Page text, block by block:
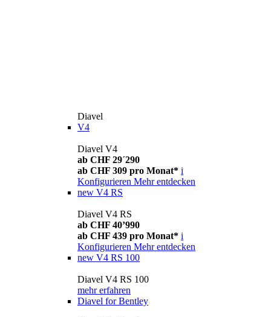
Diavel
V4
Diavel V4
ab CHF 29´290
ab CHF 309 pro Monat* i
Konfigurieren Mehr entdecken
new V4 RS
Diavel V4 RS
ab CHF 40’990
ab CHF 439 pro Monat* i
Konfigurieren Mehr entdecken
new V4 RS 100
Diavel V4 RS 100
mehr erfahren
Diavel for Bentley